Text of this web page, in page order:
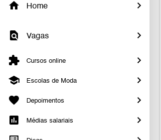
Home
Vagas
Cursos online
Escolas de Moda
Depoimentos
Médias salariais